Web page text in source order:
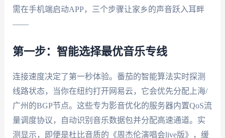
需在手机端启动APP，三个步骤让家乡的声音跃入耳畔
——
第一步：智能选择最优音乐专线
连接速度决定了第一秒体验。番茄的智能算法实时探测
线路状态，当你在纽约打开网易云，它会优先分配上海/
广州的BGP节点。这些专为影音优化的服务器内置QoS流
量调度协议，自动识别音乐数据包并分配高速通道。实
测显示，即便是杜比音质的《周杰伦演唱会live版》，缓